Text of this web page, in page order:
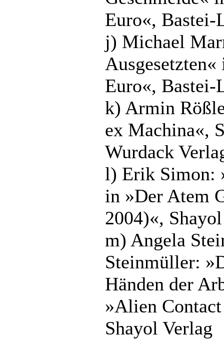
Euro«, Bastei-
j) Michael
Euro«, Bastei-
k) Armin
ex Machina«,
Wurdack
l) Erik Simon:
in »Der Atem
2004)«,
m) Angela
Steinmüller:
Händen der
»Alien
Shayol Verlag